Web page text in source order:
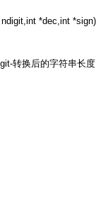
*dec,int
转换后的字符串长度